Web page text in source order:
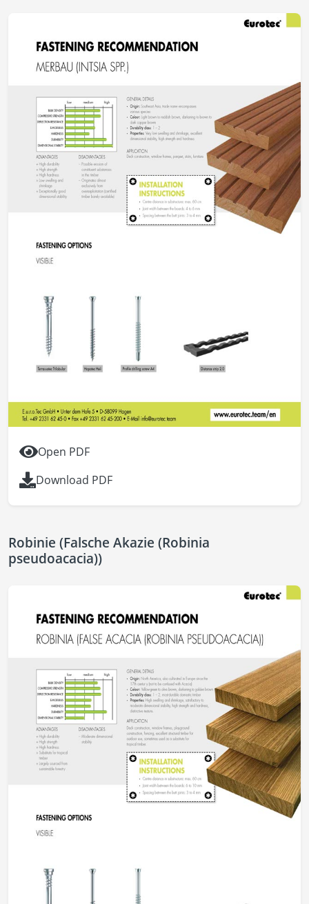
Open PDF
Download PDF
Robinie (Falsche Akazie (Robinia
pseudoacacia))